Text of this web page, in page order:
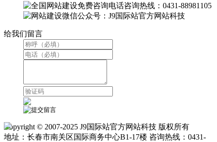
咨询热线：0431-88981105
微信公众号：J9国际站官方网站科技
给我们留言
Copyright © 2007-2025 J9国际站官方网站科技 版权所有
地址：长春市南关区国际商务中心B1-17楼 咨询热线：0431-